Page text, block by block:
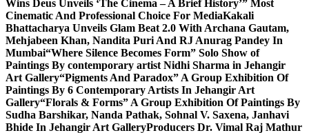
Wins Deus Unveils ‘The Cinema – A Brief History’” Most
Cinematic And Professional Choice For MediaKakali
Bhattacharya Unveils Glam Beat 2.0 With Archana Gautam,
Mehjabeen Khan, Nandita Puri And RJ Anurag Pandey In
Mumbai“Where Silence Becomes Form” Solo Show of
Paintings By contemporary artist Nidhi Sharma in Jehangir
Art Gallery“Pigments And Paradox” A Group Exhibition Of
Paintings By 6 Contemporary Artists In Jehangir Art
Gallery“Florals & Forms” A Group Exhibition Of Paintings By
Sudha Barshikar, Nanda Pathak, Sohnal V. Saxena, Janhavi
Bhide In Jehangir Art GalleryProducers Dr. Vimal Raj Mathur